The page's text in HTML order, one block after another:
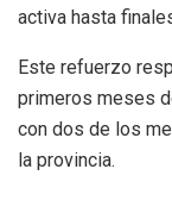
activa hasta
Este refuerzo
primeros meses
con dos de los
la provincia.